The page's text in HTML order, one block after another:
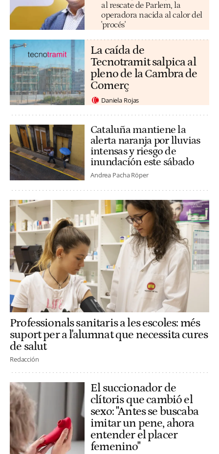
al rescate de Parlem, la
operadora nacida al calor del
'procés'
La caída de
Tecnotramit salpica al
pleno de la Cambra de
Comerç
Daniela Rojas
Cataluña mantiene la
alerta naranja por lluvias
intensas y riesgo de
inundación este sábado
Andrea Pacha Röper
Professionals sanitaris a les escoles: més
suport per a l'alumnat que necessita cures
de salut
Redacción
El succionador de
clítoris que cambió el
sexo: "Antes se buscaba
imitar un pene, ahora
entender el placer
femenino"